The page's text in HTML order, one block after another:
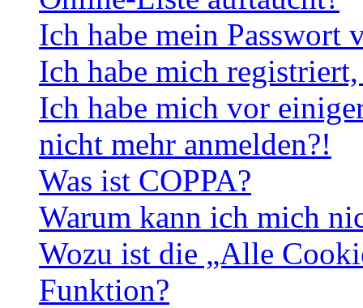
Ich habe mein Passwort
Ich habe mich
Ich habe mich vor
nicht mehr anmelden?!
Was ist COPPA?
Warum kann ich mich
Wozu ist die „Alle
Funktion?